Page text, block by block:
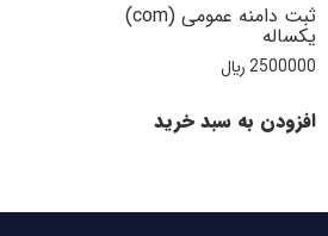
ثبت دامنه عمومی (com)
یکساله
2500000﷼
افزودن به سبد خرید